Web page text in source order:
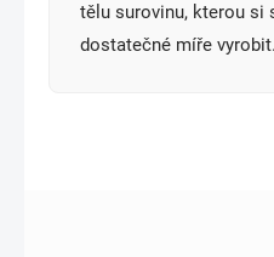
tělu surovinu, kterou si
dostatečné míře vyrobit.